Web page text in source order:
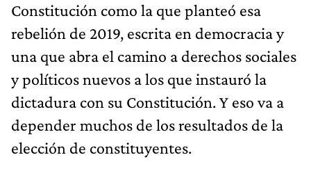
Constitución como la que planteó esa
rebelión de 2019, escrita en democracia y
una que abra el camino a derechos sociales
y políticos nuevos a los que instauró la
dictadura con su Constitución. Y eso va a
depender muchos de los resultados de la
elección de constituyentes.